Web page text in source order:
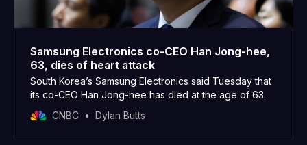
Samsung Electronics co-CEO Han Jong-hee,
63, dies of heart attack
South Korea’s Samsung Electronics said Tuesday that
its co-CEO Han Jong-hee has died at the age of 63.
CNBC
Dylan Butts